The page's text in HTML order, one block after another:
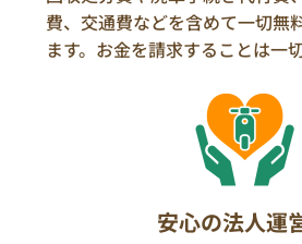
費、交通費などを含めて一切無
ます。お金を請求することは一
安心の法人運